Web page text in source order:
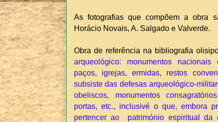
As fotografias que compõem a obra
Horácio Novais, A. Salgado e Valverde.
Obra de referência na bibliografia
arqueológico: monumentos
paços, igrejas, ermidas, restos
subsiste das defesas arqueológico-
obeliscos, monumentos
portas, etc., inclusivé o que, embora
pertencer ao património espiritual